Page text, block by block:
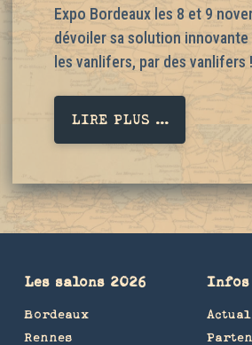
Expo Bordeaux les 8 et 9
dévoiler sa solution
les vanlifers, par des vanlifers !
LIRE PLUS ...
Les salons 2026
Bordeaux
Rennes
Infos